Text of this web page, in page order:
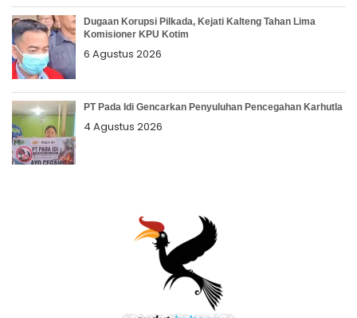
Dugaan Korupsi Pilkada, Kejati Kalteng Tahan Lima
Komisioner KPU Kotim
6 Agustus 2026
PT Pada Idi Gencarkan Penyuluhan Pencegahan Karhutla
4 Agustus 2026